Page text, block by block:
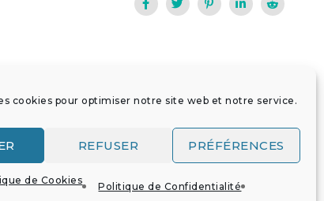
cookies pour optimiser notre site web et notre service.
REFUSER PRÉFÉRENCES
de Cookies
Politique de Confidentialité